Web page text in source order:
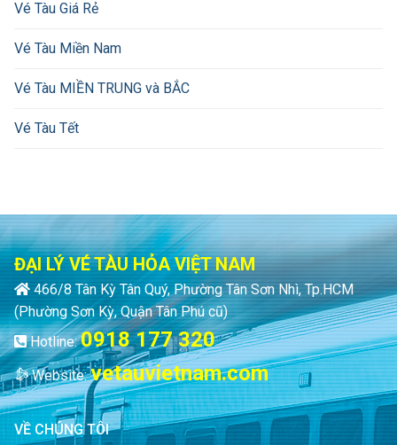
Vé Tàu Giá Rẻ
Vé Tàu Miền Nam
Vé Tàu MIỀN TRUNG và BẮC
Vé Tàu Tết
ĐẠI LÝ VÉ TÀU HỎA VIỆT NAM
466/8 Tân Kỳ Tân Quý, Phường Tân Sơn Nhì, Tp.HCM
(Phường Sơn Kỳ, Quận Tân Phú cũ)
Hotline:0918 177 320
Website:vetauvietnam.com
VỀ CHÚNG TÔI